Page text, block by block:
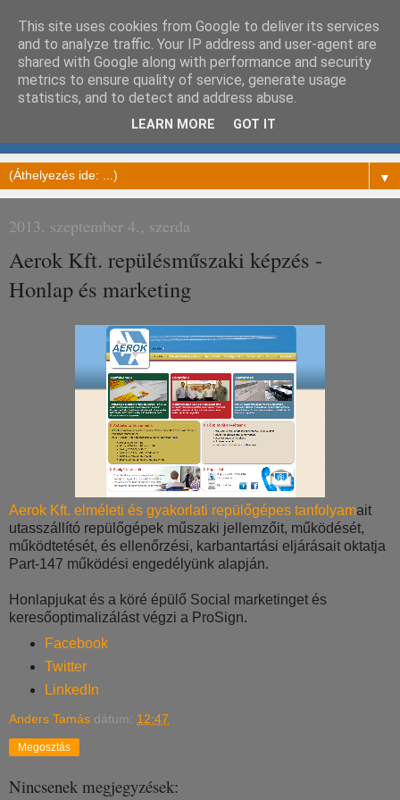
Prosign Honlapkészítés Blog
Céges megjelenést komoly üzleti célok motiválják. Ezek
▼
2013. szeptember 4., szerda
Aerok Kft. repülésműszaki képzés -
Honlap és marketing
Aerok Kft. elméleti és gyakorlati repülőgépes tanfolyamait
utasszállító repülőgépek műszaki jellemzőit, működését,
működtetését, és ellenőrzési, karbantartási eljárásait oktatja
Part-147 működési engedélyünk alapján.
Honlapjukat és a köré épülő Social marketinget és
keresőoptimalizálást végzi a ProSign.
Facebook
Twitter
LinkedIn
Anders Tamás dátum: 12:47
Megosztás
Nincsenek megjegyzések:
This site uses cookies from Google to deliver its services
and to analyze traffic. Your IP address and user-agent are
shared with Google along with performance and security
metrics to ensure quality of service, generate usage
statistics, and to detect and address abuse.
LEARN MORE GOT IT